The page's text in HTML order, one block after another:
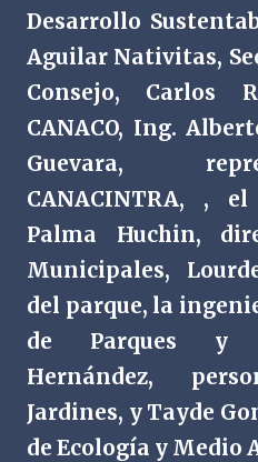
Desarrollo
Aguilar Nativitas,
Consejo, Carlos
CANACO, Ing.
Guevara,
CANACINTRA, ,
Palma Huchin,
Municipales,
del parque, la
de Parques y
Hernández,
Jardines, y Tayde
de Ecología y Medio